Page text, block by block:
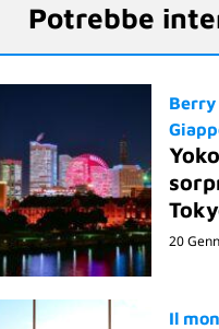
Potrebbe
Berry
20
Il